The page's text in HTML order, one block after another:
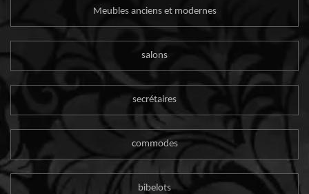
Meubles anciens et modernes
salons
secrétaires
commodes
bibelots